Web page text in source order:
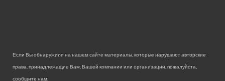
Если Вы обнаружили на нашем сайте материалы, которые нарушают авторские
права, принадлежащие Вам, Вашей компании или организации, пожалуйста,
сообщите нам.